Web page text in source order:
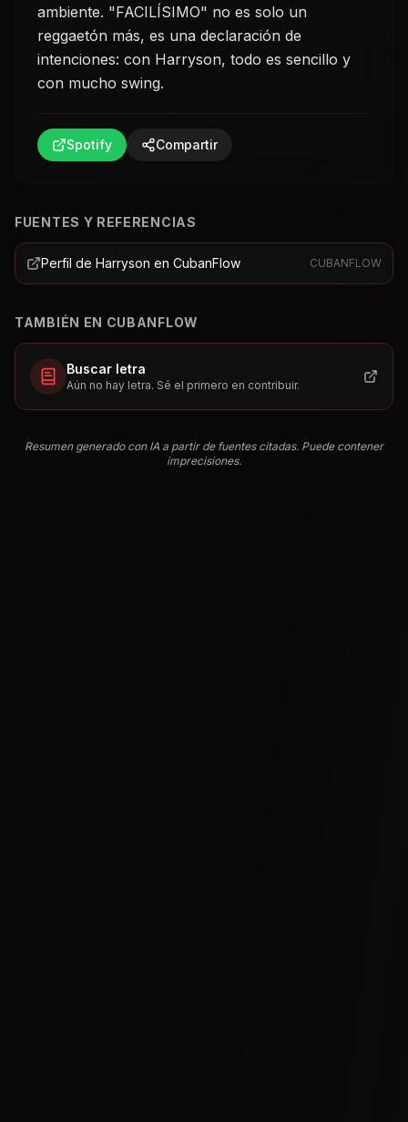
ambiente. "FACILÍSIMO" no es solo un
reggaetón más, es una declaración de
intenciones: con Harryson, todo es sencillo y
con mucho swing.
Spotify Compartir
FUENTES Y REFERENCIAS
Perfil de Harryson en CubanFlow CUBANFLOW
TAMBIÉN EN CUBANFLOW
Buscar letra
Aún no hay letra. Sé el primero en contribuir.
Resumen generado con IA a partir de fuentes citadas. Puede contener
imprecisiones.